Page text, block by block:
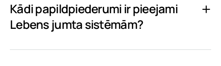
Kādi papildpiederumi ir pieejami
Lebens jumta sistēmām?